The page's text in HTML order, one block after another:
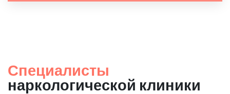
Специалисты
наркологической клиники